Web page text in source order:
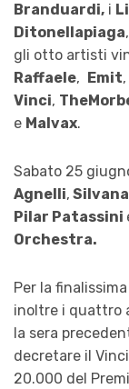
Branduardi, i
Ditonellapiaga,
gli otto artisti
Raffaele, Emit,
Vinci,
e Malvax.
Sabato 25
Agnelli,
Pilar Patassini
Orchestra.
Per la
inoltre i quattro
la sera
decretare il
20.000 del